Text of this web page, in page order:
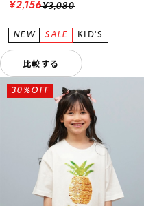
¥3,080
¥2,156
比較する
30%OFF